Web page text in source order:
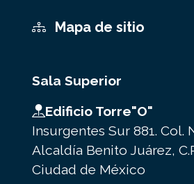
Mapa de sitio
Sala Superior
Edificio Torre"O"
Insurgentes Sur 881. Col.
Alcaldía Benito Juárez,
Ciudad de México